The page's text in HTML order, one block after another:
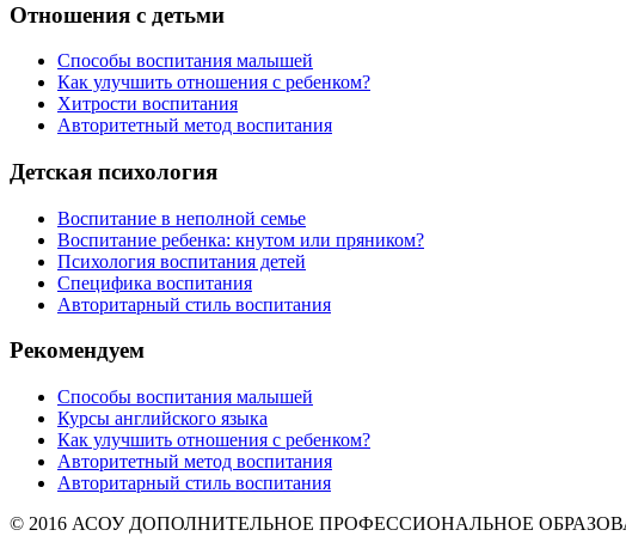
Отношения с детьми
Способы воспитания малышей
Как улучшить отношения с ребенком?
Хитрости воспитания
Авторитетный метод воспитания
Детская психология
Воспитание в неполной семье
Воспитание ребенка: кнутом или пряником?
Психология воспитания детей
Специфика воспитания
Авторитарный стиль воспитания
Рекомендуем
Способы воспитания малышей
Курсы английского языка
Как улучшить отношения с ребенком?
Авторитетный метод воспитания
Авторитарный стиль воспитания
© 2016 АСОУ ДОПОЛНИТЕЛЬНОЕ ПРОФЕССИОНАЛЬНОЕ